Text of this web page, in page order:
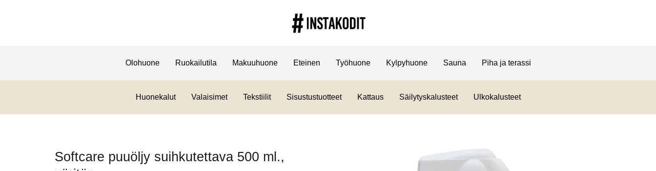
Olohuone Ruokailutila Makuuhuone Eteinen Työhuone Kylpyhuone Sauna Piha ja terassi
Huonekalut Valaisimet Tekstiilit Sisustustuotteet Kattaus Säilytyskalusteet Ulkokalusteet
Softcare puuöljy suihkutettava 500 ml.,